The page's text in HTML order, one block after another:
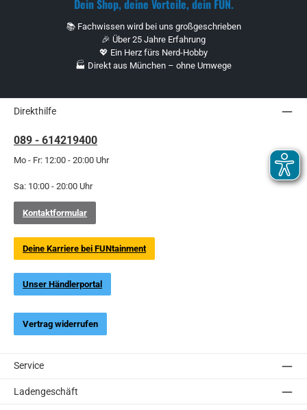
Dein Shop, deine Vorteile, dein FUN.
📚 Fachwissen wird bei uns großgeschrieben
🎉 Über 25 Jahre Erfahrung
💖 Ein Herz fürs Nerd-Hobby
🏭 Direkt aus München – ohne Umwege
Direkthilfe
089 - 614219400
Mo - Fr: 12:00 - 20:00 Uhr
Sa: 10:00 - 20:00 Uhr
Kontaktformular
Deine Karriere bei FUNtainment
Unser Händlerportal
Vertrag widerrufen
Service
Ladengeschäft